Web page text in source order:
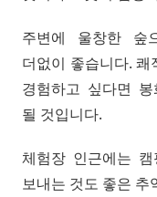
주변에 울창한 숲
더없이 좋습니다.
경험하고 싶다면
될 것입니다.
체험장 인근에는
보내는 것도 좋은 추